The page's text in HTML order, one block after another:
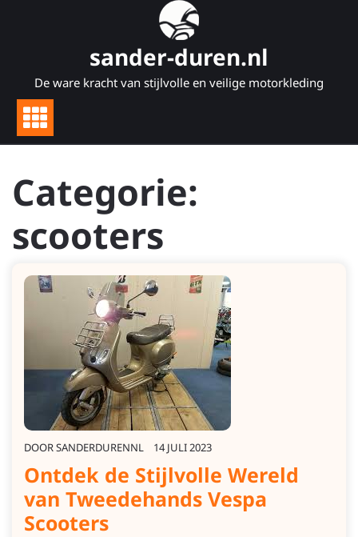
sander-duren.nl
De ware kracht van stijlvolle en veilige motorkleding
Categorie:
scooters
DOORSANDERDURENNL 14 JULI 2023
Ontdek de Stijlvolle Wereld
van Tweedehands Vespa
Scooters